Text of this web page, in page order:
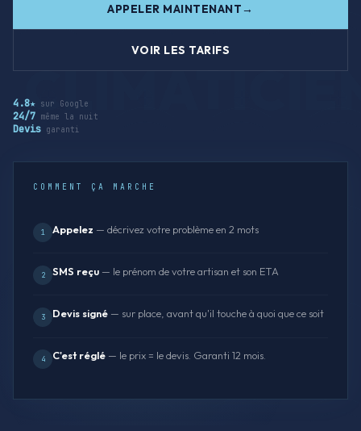
APPELER MAINTENANT
VOIR LES TARIFS
4.8★ sur Google
24/7 même la nuit
Devis garanti
COMMENT ÇA MARCHE
1 Appelez — décrivez votre problème en 2 mots
2 SMS reçu — le prénom de votre artisan et son ETA
3 Devis signé — sur place, avant qu'il touche à quoi que ce soit
4 C'est réglé — le prix = le devis. Garanti 12 mois.